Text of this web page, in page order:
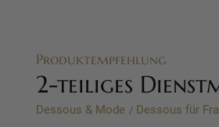
Produktempfehlung
2-teiliges
Dessous & Mode / Dessous für